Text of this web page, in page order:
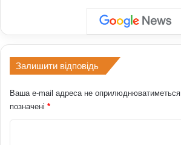
Залишити відповідь
Ваша e-mail адреса не оприлюднюватиметься.
позначені *